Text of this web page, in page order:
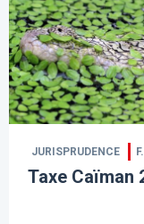
JURISPRUDENCE
Taxe Caïman